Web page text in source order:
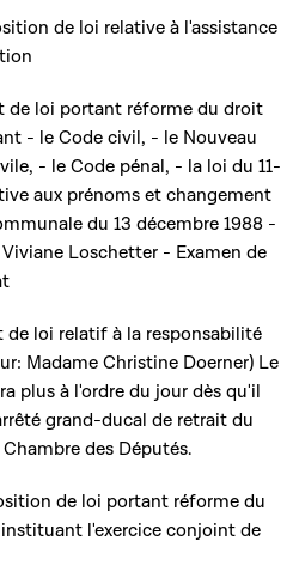
de loi relative à l'assistance
de loi portant réforme du droit
- le Code civil, - le Nouveau
- le Code pénal, - la loi du 11-
aux prénoms et changement
du 13 décembre 1988 -
Loschetter - Examen de
de loi relatif à la responsabilité
Madame Christine Doerner) Le
plus à l'ordre du jour dès qu'il
grand-ducal de retrait du
des Députés.
de loi portant réforme du
l'exercice conjoint de